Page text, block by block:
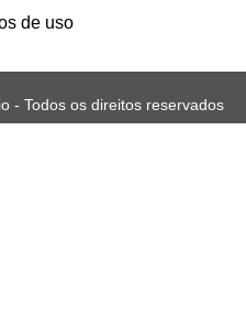
de uso
- Todos os direitos reservados